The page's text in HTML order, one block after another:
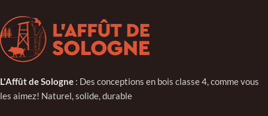
L'Affût de Sologne : Des conceptions en bois classe 4, comme vous
les aimez! Naturel, solide, durable